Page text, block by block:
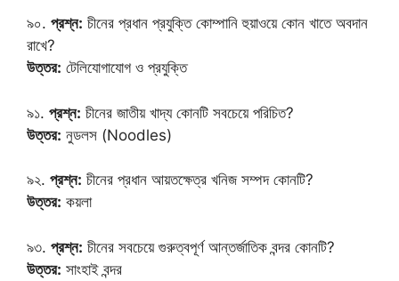
৯০. প্রশ্ন: চীনের প্রধান প্রযুক্তি কোম্পানি হুয়াওয়ে কোন খাতে অবদান
রাখে?
উত্তর: টেলিযোগাযোগ ও প্রযুক্তি
৯১. প্রশ্ন: চীনের জাতীয় খাদ্য কোনটি সবচেয়ে পরিচিত?
উত্তর: নুডলস (Noodles)
৯২. প্রশ্ন: চীনের প্রধান আয়তক্ষেত্র খনিজ সম্পদ কোনটি?
উত্তর: কয়লা
৯৩. প্রশ্ন: চীনের সবচেয়ে গুরুত্বপূর্ণ আন্তর্জাতিক বন্দর কোনটি?
উত্তর: সাংহাই বন্দর